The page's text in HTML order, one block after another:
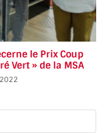
le Prix Coup
Vert » de la MSA